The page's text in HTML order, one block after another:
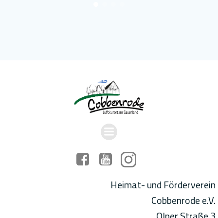
Heimat- und Förderverein
Cobbenrode e.V.